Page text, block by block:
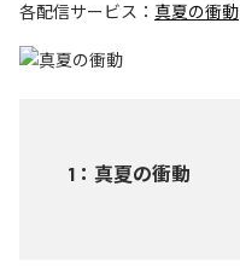
各配信サービス： 真夏の衝動
1 ： 真夏の衝動